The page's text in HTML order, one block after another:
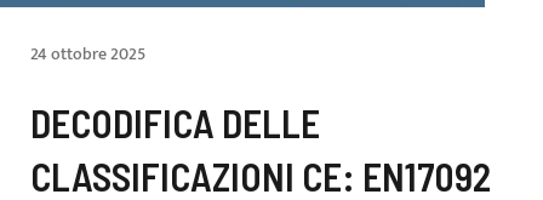
24 ottobre 2025
DECODIFICA DELLE
CLASSIFICAZIONI CE: EN17092